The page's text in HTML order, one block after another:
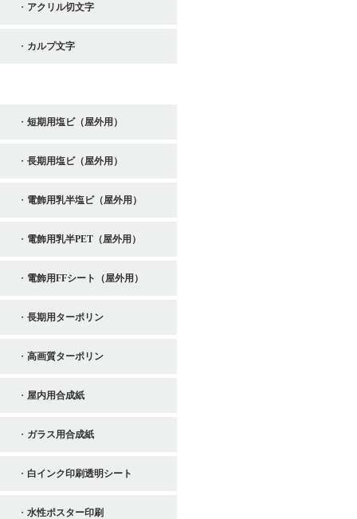
アクリル切文字
カルプ文字
短期用塩ビ（屋外用）
長期用塩ビ（屋外用）
電飾用乳半塩ビ（屋外用）
電飾用乳半PET（屋外用）
電飾用FFシート（屋外用）
長期用ターポリン
高画質ターポリン
屋内用合成紙
ガラス用合成紙
白インク印刷透明シート
水性ポスター印刷